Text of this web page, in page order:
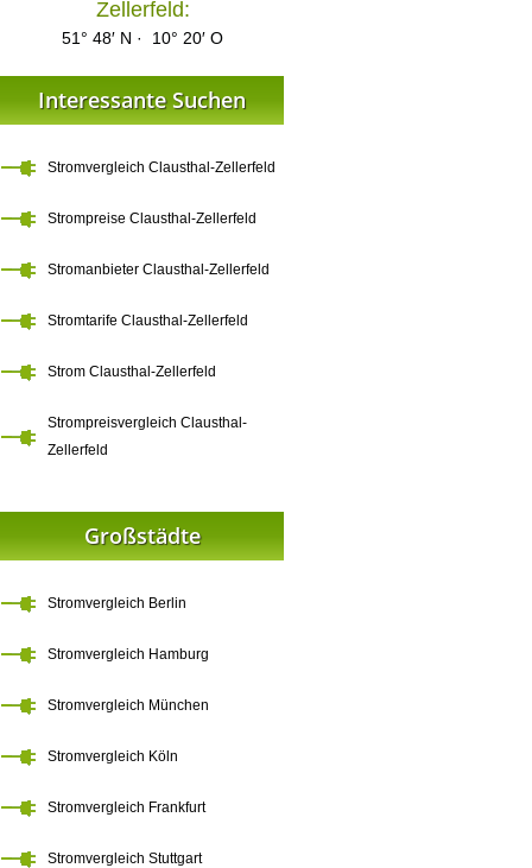
Zellerfeld:
51° 48′ N · 10° 20′ O
Interessante Suchen
Stromvergleich Clausthal-Zellerfeld
Strompreise Clausthal-Zellerfeld
Stromanbieter Clausthal-Zellerfeld
Stromtarife Clausthal-Zellerfeld
Strom Clausthal-Zellerfeld
Strompreisvergleich Clausthal-
Zellerfeld
Großstädte
Stromvergleich Berlin
Stromvergleich Hamburg
Stromvergleich München
Stromvergleich Köln
Stromvergleich Frankfurt
Stromvergleich Stuttgart